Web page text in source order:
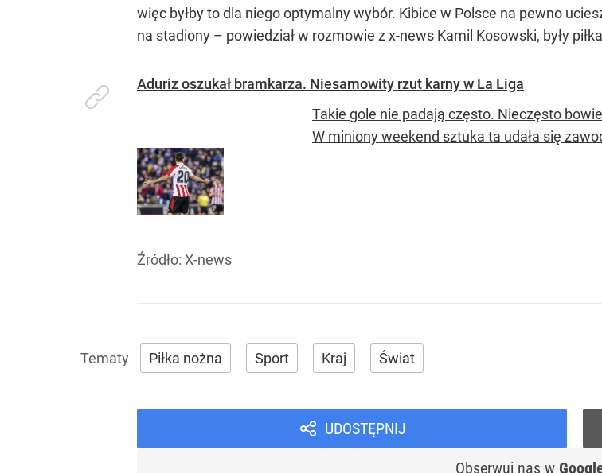
więc byłby to dla niego optymalny wybór. Kibice w Polsce na pewno
na stadiony – powiedział w rozmowie z x-news Kamil Kosowski, były
Aduriz oszukał bramkarza. Niesamowity rzut karny w La Liga
Takie gole nie padają często. Nieczęsto
W miniony weekend sztuka ta udała się
Źródło: X-news
Piłka nożna Sport Kraj Świat
UDOSTĘPNIJ
Obserwuj nas w